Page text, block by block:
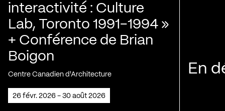
interactivité : Culture
Lab, Toronto 1991-1994 »
+ Conférence de Brian
Boigon
Centre Canadien d'Architecture
26 févr. 2026 - 30 août 2026
En